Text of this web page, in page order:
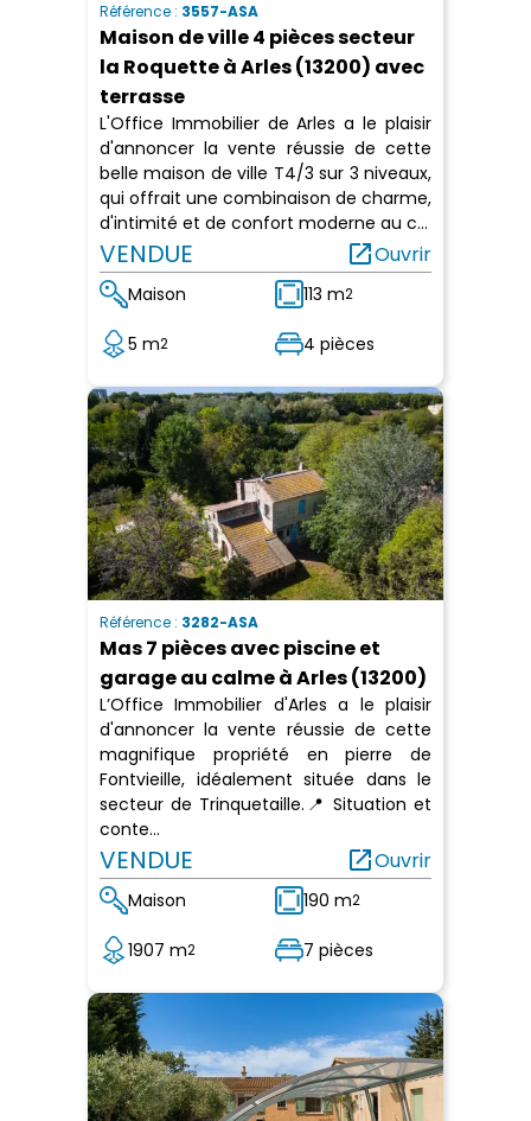
Référence : 3557-ASA
Maison de ville 4 pièces secteur
la Roquette à Arles (13200) avec
terrasse
L'Office Immobilier de Arles a le plaisir
d'annoncer la vente réussie de cette
belle maison de ville T4/3 sur 3 niveaux,
qui offrait une combinaison de charme,
d'intimité et de confort moderne au c...
VENDUE open_in_newOuvrir
Maison 113 m2
5 m2 4 pièces
Référence : 3282-ASA
Mas 7 pièces avec piscine et
garage au calme à Arles (13200)
L’Office Immobilier d'Arles a le plaisir
d'annoncer la vente réussie de cette
magnifique propriété en pierre de
Fontvieille, idéalement située dans le
secteur de Trinquetaille.📍 Situation et
conte...
VENDUE open_in_newOuvrir
Maison 190 m2
1907 m2 7 pièces